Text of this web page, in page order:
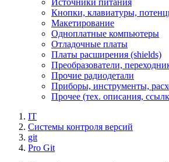
Источники питания
Кнопки, клавиатуры,
Макетирование
Одноплатные компьютеры
Отладочные платы
Платы расширения (shields)
Преобразователи,
Прочие радиодетали
Приборы, инструменты,
Прочее (тех. описания,
IT
Системы контроля версий
git
Pro Git